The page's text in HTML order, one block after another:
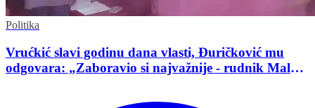
Politika
Vrućkić slavi godinu dana vlasti, Đuričković mu
odgovara: „Zaboravio si najvažnije - rudnik Malka